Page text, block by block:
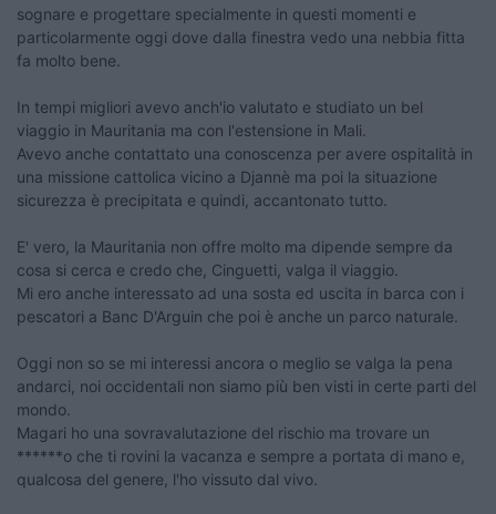
sognare e progettare specialmente in questi momenti e
particolarmente oggi dove dalla finestra vedo una nebbia fitta
fa molto bene.
In tempi migliori avevo anch'io valutato e studiato un bel
viaggio in Mauritania ma con l'estensione in Mali.
Avevo anche contattato una conoscenza per avere ospitalità in
una missione cattolica vicino a Djannè ma poi la situazione
sicurezza è precipitata e quindi, accantonato tutto.
E' vero, la Mauritania non offre molto ma dipende sempre da
cosa si cerca e credo che, Cinguetti, valga il viaggio.
Mi ero anche interessato ad una sosta ed uscita in barca con i
pescatori a Banc D'Arguin che poi è anche un parco naturale.
Oggi non so se mi interessi ancora o meglio se valga la pena
andarci, noi occidentali non siamo più ben visti in certe parti del
mondo.
Magari ho una sovravalutazione del rischio ma trovare un
******o che ti rovini la vacanza e sempre a portata di mano e,
qualcosa del genere, l'ho vissuto dal vivo.